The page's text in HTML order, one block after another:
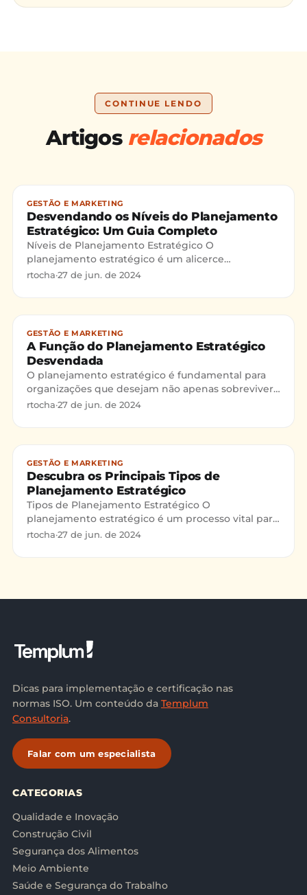
CONTINUE LENDO
Artigos relacionados
GESTÃO E MARKETING
Desvendando os Níveis do Planejamento
Estratégico: Um Guia Completo
Níveis de Planejamento Estratégico O
planejamento estratégico é um alicerce
fundamental para o crescimento e sucesso de
rtocha·27 de jun. de 2024
GESTÃO E MARKETING
A Função do Planejamento Estratégico
Desvendada
O planejamento estratégico é fundamental para
organizações que desejam não apenas sobreviver,
mas prosperar em mercados competitivos. Ele
rtocha·27 de jun. de 2024
GESTÃO E MARKETING
Descubra os Principais Tipos de
Planejamento Estratégico
Tipos de Planejamento Estratégico O
planejamento estratégico é um processo vital para
qualquer organização que busca atingir seus
rtocha·27 de jun. de 2024
Dicas para implementação e certificação nas
normas ISO. Um conteúdo da Templum
Consultoria.
Falar com um especialista
CATEGORIAS
Qualidade e Inovação
Construção Civil
Segurança dos Alimentos
Meio Ambiente
Saúde e Segurança do Trabalho